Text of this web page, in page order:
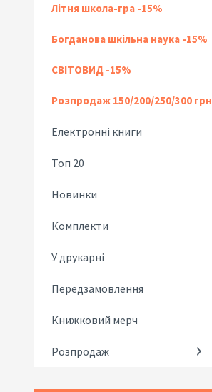
Літня школа-гра -15%
Богданова шкільна наука -15%
СВІТОВИД -15%
Розпродаж 150/200/250/300 грн
Електронні книги
Топ 20
Новинки
Комплекти
У друкарні
Передзамовлення
Книжковий мерч
Розпродаж